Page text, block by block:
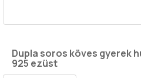
Dupla soros köves gyerek
925 ezüst